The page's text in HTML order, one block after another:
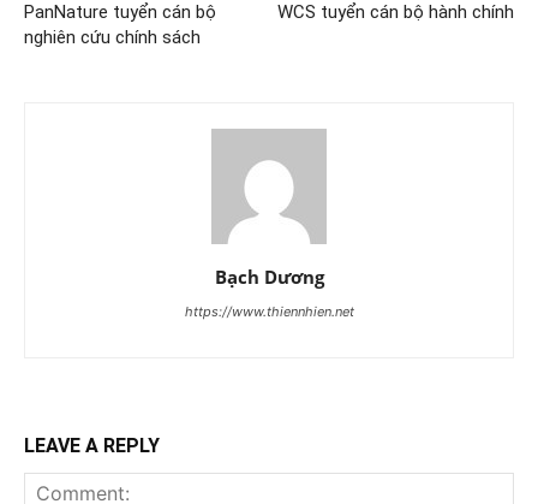
PanNature tuyển cán bộ
nghiên cứu chính sách
WCS tuyển cán bộ hành chính
Bạch Dương
https://www.thiennhien.net
LEAVE A REPLY